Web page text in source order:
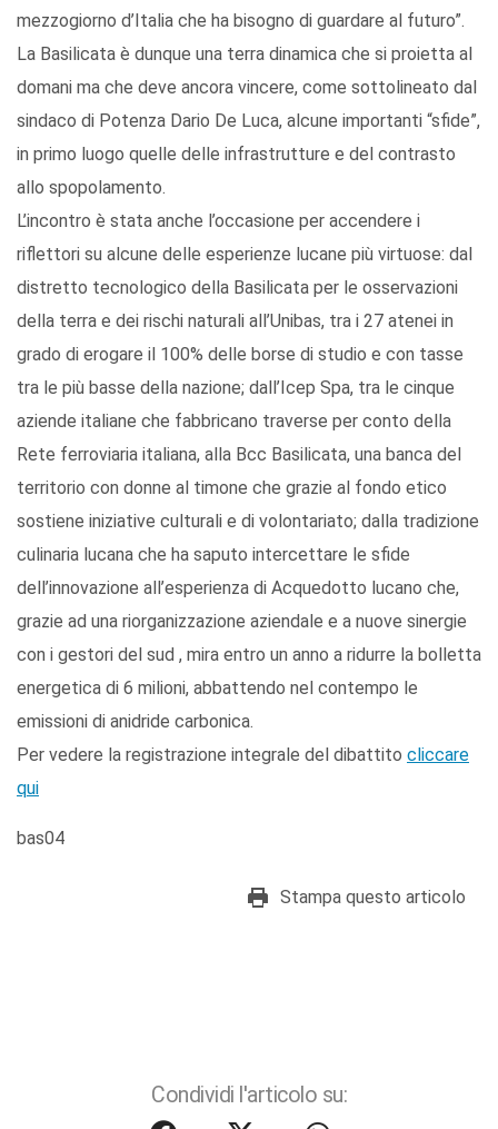
mezzogiorno d’Italia che ha bisogno di guardare al futuro”.
La Basilicata è dunque una terra dinamica che si proietta al
domani ma che deve ancora vincere, come sottolineato dal
sindaco di Potenza Dario De Luca, alcune importanti “sfide”,
in primo luogo quelle delle infrastrutture e del contrasto
allo spopolamento.
L’incontro è stata anche l’occasione per accendere i
riflettori su alcune delle esperienze lucane più virtuose: dal
distretto tecnologico della Basilicata per le osservazioni
della terra e dei rischi naturali all’Unibas, tra i 27 atenei in
grado di erogare il 100% delle borse di studio e con tasse
tra le più basse della nazione; dall’Icep Spa, tra le cinque
aziende italiane che fabbricano traverse per conto della
Rete ferroviaria italiana, alla Bcc Basilicata, una banca del
territorio con donne al timone che grazie al fondo etico
sostiene iniziative culturali e di volontariato; dalla tradizione
culinaria lucana che ha saputo intercettare le sfide
dell’innovazione all’esperienza di Acquedotto lucano che,
grazie ad una riorganizzazione aziendale e a nuove sinergie
con i gestori del sud , mira entro un anno a ridurre la bolletta
energetica di 6 milioni, abbattendo nel contempo le
emissioni di anidride carbonica.
Per vedere la registrazione integrale del dibattito cliccare
qui
bas04
Stampa questo articolo
Condividi l'articolo su: